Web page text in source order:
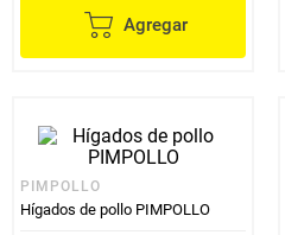
Agregar
PIMPOLLO
Hígados de pollo PIMPOLLO